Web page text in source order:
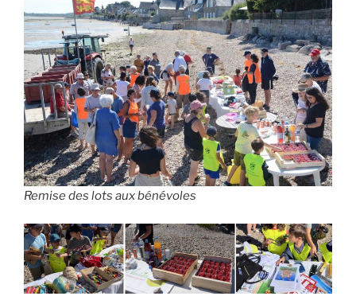
Remise des lots aux bénévoles